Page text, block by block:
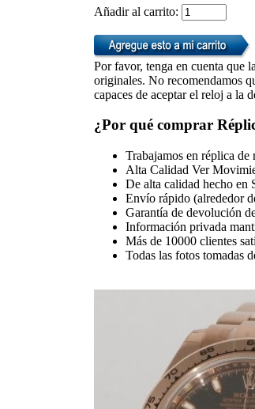
Añadir al carrito:
Por favor, tenga en cuenta que
originales. No recomendamos
capaces de aceptar el reloj a la
¿Por qué comprar
Trabajamos en réplica de
Alta Calidad Ver
De alta calidad hecho en
Envío rápido (alrededor
Garantía de devolución
Información privada
Más de 10000 clientes
Todas las fotos tomadas